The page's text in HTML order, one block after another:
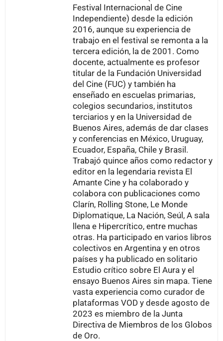
Festival Internacional de Cine
Independiente) desde la edición
2016, aunque su experiencia de
trabajo en el festival se remonta a la
tercera edición, la de 2001. Como
docente, actualmente es profesor
titular de la Fundación Universidad
del Cine (FUC) y también ha
enseñado en escuelas primarias,
colegios secundarios, institutos
terciarios y en la Universidad de
Buenos Aires, además de dar clases
y conferencias en México, Uruguay,
Ecuador, España, Chile y Brasil.
Trabajó quince años como redactor y
editor en la legendaria revista El
Amante Cine y ha colaborado y
colabora con publicaciones como
Clarín, Rolling Stone, Le Monde
Diplomatique, La Nación, Seúl, A sala
llena e Hipercrítico, entre muchas
otras. Ha participado en varios libros
colectivos en Argentina y en otros
países y ha publicado en solitario
Estudio crítico sobre El Aura y el
ensayo Buenos Aires sin mapa. Tiene
vasta experiencia como curador de
plataformas VOD y desde agosto de
2023 es miembro de la Junta
Directiva de Miembros de los Globos
de Oro.